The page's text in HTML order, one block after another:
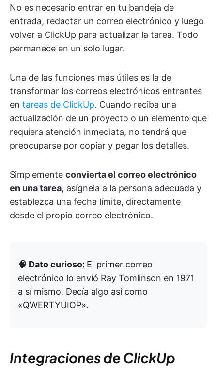
No es necesario entrar en tu bandeja de
entrada, redactar un correo electrónico y luego
volver a ClickUp para actualizar la tarea. Todo
permanece en un solo lugar.
Una de las funciones más útiles es la de
transformar los correos electrónicos entrantes
en tareas de ClickUp. Cuando reciba una
actualización de un proyecto o un elemento que
requiera atención inmediata, no tendrá que
preocuparse por copiar y pegar los detalles.
Simplemente convierta el correo electrónico
en una tarea, asígnela a la persona adecuada y
establezca una fecha límite, directamente
desde el propio correo electrónico.
🧠 Dato curioso: El primer correo
electrónico lo envió Ray Tomlinson en 1971
a sí mismo. Decía algo así como
«QWERTYUIOP».
Integraciones de ClickUp